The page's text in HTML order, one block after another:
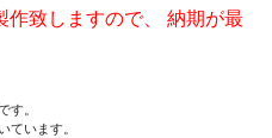
作致しますので、 納期が最
す。
ています。